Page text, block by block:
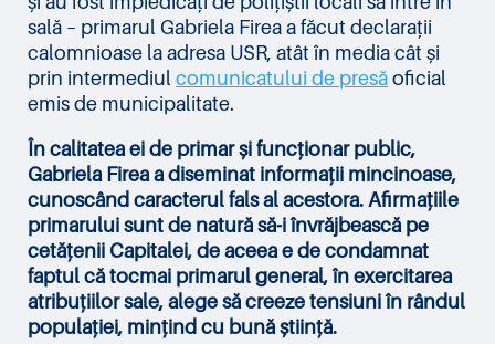
sală – primarul Gabriela Firea a făcut declarații
calomnioase la adresa USR, atât în media cât și
prin intermediul comunicatului de presăoficial
emis de municipalitate.
În calitatea ei de primar și funcționar public,
Gabriela Firea a diseminat informații mincinoase,
cunoscând caracterul fals al acestora. Afirmațiile
primarului sunt de natură să-i învrăjbească pe
cetățenii Capitalei, de aceea e de condamnat
faptul că tocmai primarul general, în exercitarea
atribuțiilor sale, alege să creeze tensiuni în rândul
populației, mințind cu bună știință.